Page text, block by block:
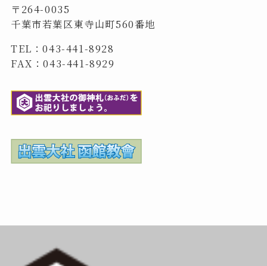
〒264-0035
千葉市若葉区東寺山町560番地
TEL：043-441-8928
FAX：043-441-8929